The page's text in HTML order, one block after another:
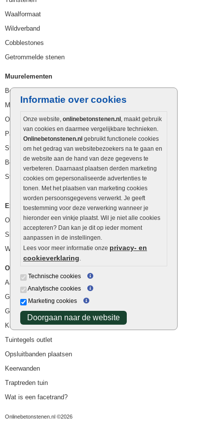
Informatie over cookies
Onze website, onlinebetonstenen.nl , maakt gebruik
van cookies en daarmee vergelijkbare technieken.
Onlinebetonstenen.nl gebruikt functionele cookies
om het gedrag van websitebezoekers na te gaan en
de website aan de hand van deze gegevens te
verbeteren. Daarnaast plaatsen derden marketing
cookies om gepersonaliseerde advertenties te
tonen. Met het plaatsen van marketing cookies
worden persoonsgegevens verwerkt. Je geeft
toestemming voor deze verwerking wanneer je
hieronder een vinkje plaatst. Wil je niet alle cookies
accepteren? Dan kan je dit op ieder moment
aanpassen in de instellingen.
Lees voor meer informatie onze privacy- en
cookieverklaring.
Technische cookies
Analytische cookies
Marketing cookies
Doorgaan naar de website
Waalformaat
Wildverband
Cobblestones
Getrommelde stenen
Muurelementen
Betonbielzen
Muurstenen
Opsluitbanden
Palissaden
Stapelblokken
Betonblokken
Stapelstenen
Extra benodigdheden
Ophoogzand
Siergrind en siersplit
Waterafvoer
Overig
Aanbiedingen
Goedkope bestrating
Goedkope tuintegels
Kunstgras
Tuintegels outlet
Opsluitbanden plaatsen
Keerwanden
Traptreden tuin
Wat is een facetrand?
Onlinebetonstenen.nl ©2026